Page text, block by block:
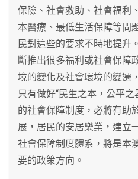
保險、社會救助、社會福利
本醫療、最低生活保障等問
民對這些的要求不時地提升
斷推出很多福利或社會保障
境的變化及社會環境的變遷
只有做好“民生之本，公平
的社會保障制度，必將有助
展，居民的安居樂業，建立
社會保障制度體系，將是本
要的政策方向。